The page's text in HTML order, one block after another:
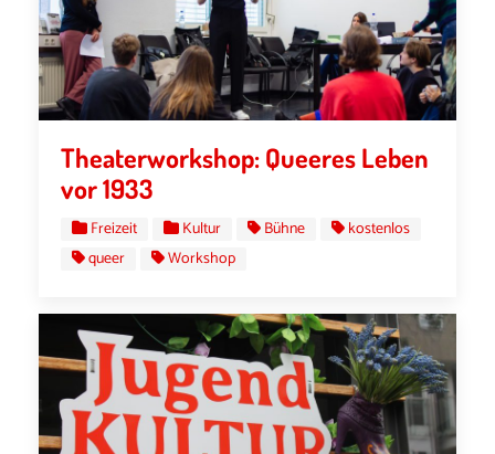
Theaterworkshop: Queeres Leben
vor 1933
Freizeit Kultur Bühne
kostenlos
queer
Workshop